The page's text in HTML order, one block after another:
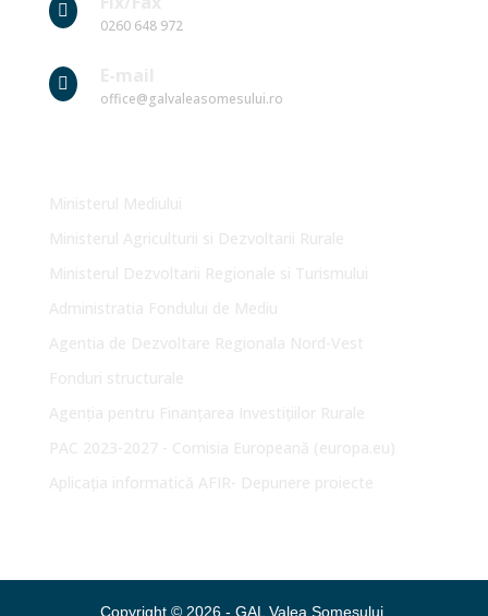

0260 648 972

office@galvaleasomesului.ro
Copyright © 2026 - GAL Valea Someșului